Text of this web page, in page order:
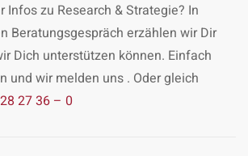
Infos zu Research & Strategie? In
Beratungsgespräch erzählen wir Dir
Dich unterstützen können. Einfach
und wir melden uns . Oder gleich
27 36 – 0